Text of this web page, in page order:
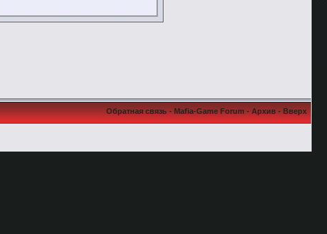
Обратная связь-Mafia-Game Forum-Архив-Вверх